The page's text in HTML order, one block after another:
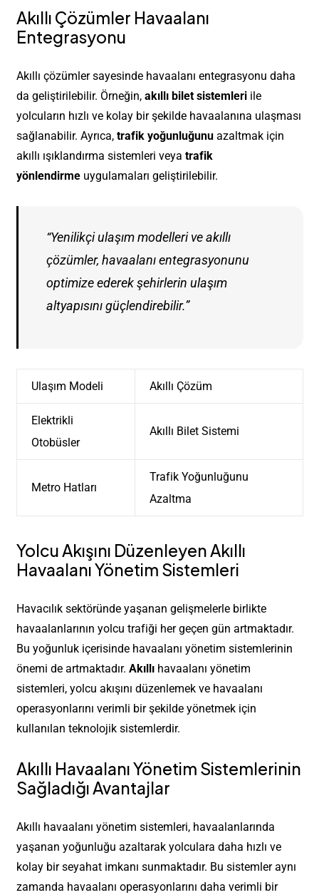
Akıllı Çözümler Havaalanı
Entegrasyonu
Akıllı çözümler sayesinde havaalanı entegrasyonu daha
da geliştirilebilir. Örneğin, akıllı bilet sistemleriile
yolcuların hızlı ve kolay bir şekilde havaalanına ulaşması
sağlanabilir. Ayrıca, trafik yoğunluğunuazaltmak için
akıllı ışıklandırma sistemleri veya trafik
yönlendirmeuygulamaları geliştirilebilir.
“Yenilikçi ulaşım modelleri ve akıllı
çözümler, havaalanı entegrasyonunu
optimize ederek şehirlerin ulaşım
altyapısını güçlendirebilir.”
Ulaşım Modeli Akıllı Çözüm
Elektrikli
Otobüsler
Akıllı Bilet Sistemi
Metro Hatları
Trafik Yoğunluğunu
Azaltma
Yolcu Akışını Düzenleyen Akıllı
Havaalanı Yönetim Sistemleri
Havacılık sektöründe yaşanan gelişmelerle birlikte
havaalanlarının yolcu trafiği her geçen gün artmaktadır.
Bu yoğunluk içerisinde havaalanı yönetim sistemlerinin
önemi de artmaktadır. Akıllıhavaalanı yönetim
sistemleri, yolcu akışını düzenlemek ve havaalanı
operasyonlarını verimli bir şekilde yönetmek için
kullanılan teknolojik sistemlerdir.
Akıllı Havaalanı Yönetim Sistemlerinin
Sağladığı Avantajlar
Akıllı havaalanı yönetim sistemleri, havaalanlarında
yaşanan yoğunluğu azaltarak yolculara daha hızlı ve
kolay bir seyahat imkanı sunmaktadır. Bu sistemler aynı
zamanda havaalanı operasyonlarını daha verimli bir